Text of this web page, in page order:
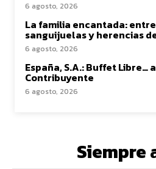
6 agosto, 2026
La familia encantada:
sanguijuelas y herencias
6 agosto, 2026
España, S.A.: Buffet Libre…
Contribuyente
6 agosto, 2026
Siempre